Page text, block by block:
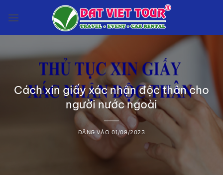
qua
Cách xin giấy xác nhận độc thân cho
người nước ngoài
ĐĂNG VÀO 01/09/2023